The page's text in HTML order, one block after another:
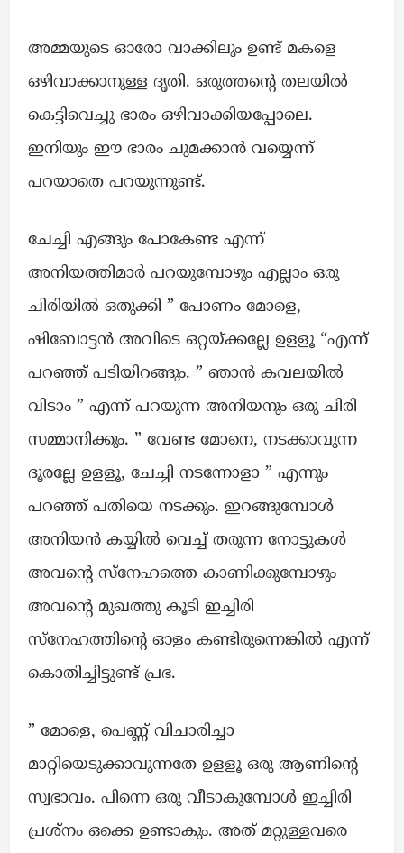
അമ്മയുടെ ഓരോ വാക്കിലും ഉണ്ട് മകളെ
ഒഴിവാക്കാനുള്ള ദൃതി. ഒരുത്തന്റെ തലയിൽ
കെട്ടിവെച്ചു ഭാരം ഒഴിവാക്കിയപ്പോലെ.
ഇനിയും ഈ ഭാരം ചുമക്കാൻ വയ്യെന്ന്
പറയാതെ പറയുന്നുണ്ട്.
ചേച്ചി എങ്ങും പോകേണ്ട എന്ന്
അനിയത്തിമാർ പറയുമ്പോഴും എല്ലാം ഒരു
ചിരിയിൽ ഒതുക്കി ” പോണം മോളെ,
ഷിബോട്ടൻ അവിടെ ഒറ്റയ്ക്കല്ലേ ഉളളൂ “എന്ന്
പറഞ്ഞ് പടിയിറങ്ങും. ” ഞാൻ കവലയിൽ
വിടാം ” എന്ന് പറയുന്ന അനിയനും ഒരു ചിരി
സമ്മാനിക്കും. ” വേണ്ട മോനെ, നടക്കാവുന്ന
ദൂരല്ലേ ഉളളൂ, ചേച്ചി നടന്നോളാ ” എന്നും
പറഞ്ഞ് പതിയെ നടക്കും. ഇറങ്ങുമ്പോൾ
അനിയൻ കയ്യിൽ വെച്ച് തരുന്ന നോട്ടുകൾ
അവന്റെ സ്നേഹത്തെ കാണിക്കുമ്പോഴും
അവന്റെ മുഖത്തു കൂടി ഇച്ചിരി
സ്നേഹത്തിന്റെ ഓളം കണ്ടിരുന്നെങ്കിൽ എന്ന്
കൊതിച്ചിട്ടുണ്ട് പ്രഭ.
” മോളെ, പെണ്ണ് വിചാരിച്ചാ
മാറ്റിയെടുക്കാവുന്നതേ ഉളളൂ ഒരു ആണിന്റെ
സ്വഭാവം. പിന്നെ ഒരു വീടാകുമ്പോൾ ഇച്ചിരി
പ്രശ്നം ഒക്കെ ഉണ്ടാകും. അത് മറ്റുള്ളവരെ